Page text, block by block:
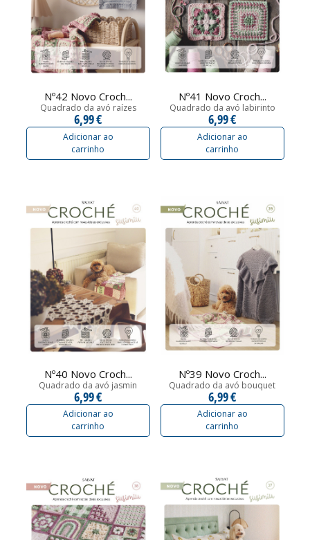
Nº42 Novo Croch...
Quadrado da avó raízes
6,99 €
Adicionar ao
carrinho
Nº41 Novo Croch...
Quadrado da avó labirinto
6,99 €
Adicionar ao
carrinho
Nº40 Novo Croch...
Quadrado da avó jasmin
6,99 €
Adicionar ao
carrinho
Nº39 Novo Croch...
Quadrado da avó bouquet
6,99 €
Adicionar ao
carrinho